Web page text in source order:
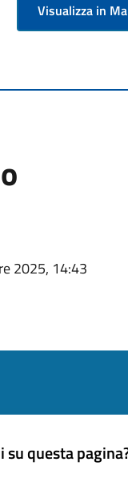
Visualizza in
2025, 14:43
questa